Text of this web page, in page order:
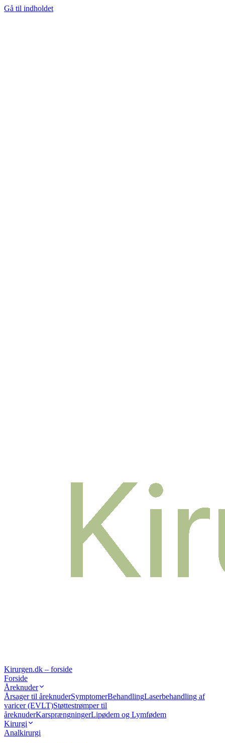
Gå til indholdet
Kirurgen.dk – forside
Forside
Åreknuder
Årsager til åreknuderSymptomerBehandlingLaserbehandling af
varicer (EVLT)Støttestrømper til
åreknuderKarsprængningerLipødem og Lymfødem
Kirurgi
Analkirurgi